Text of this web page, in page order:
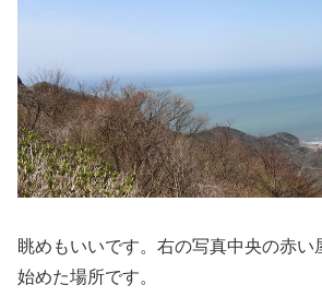
眺めもいいです。右の写真中央の赤い
始めた場所です。